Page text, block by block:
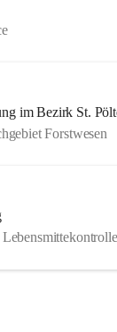
im Bezirk St.
Forstwesen